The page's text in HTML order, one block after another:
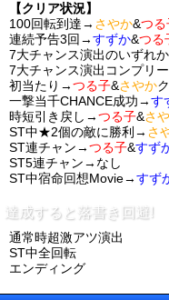
【クリア状況】
100回転到達→ さやか&つる
連続予告3回→すずか&つる
7大チャンス演出のいずれ
7大チャンス演出コンプリ
初当たり→つる子&さやか
一撃当千CHANCE成功→す
時短引き戻し→つる子&さ
ST中★2個の敵に勝利→ さ
ST連チャン→つる子&すず
ST5連チャン→なし
ST中宿命回想Movie→すず
達成すると落書き回避!
通常時超激アツ演出
ST中全回転
エンディング